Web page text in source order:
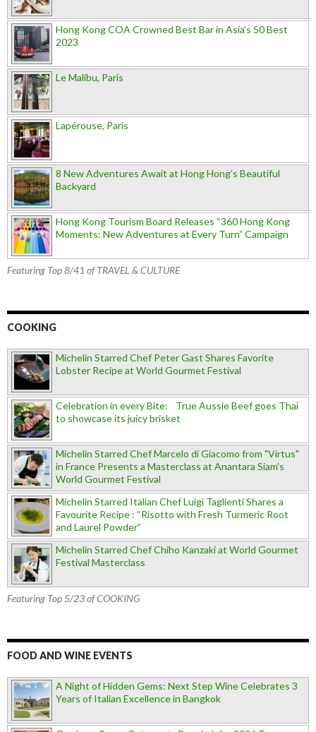
Hong Kong COA Crowned Best Bar in Asia's 50 Best
2023
Le Malibu, Paris
Lapérouse, Paris
8 New Adventures Await at Hong Hong’s Beautiful
Backyard
Hong Kong Tourism Board Releases “360 Hong Kong
Moments: New Adventures at Every Turn” Campaign
Featuring Top 8/41 of TRAVEL & CULTURE
COOKING
Michelin Starred Chef Peter Gast Shares Favorite
Lobster Recipe at World Gourmet Festival
Celebration in every Bite: True Aussie Beef goes Thai
to showcase its juicy brisket
Michelin Starred Chef Marcelo di Giacomo from "Virtus"
in France Presents a Masterclass at Anantara Siam's
World Gourmet Festival
Michelin Starred Italian Chef Luigi Taglienti Shares a
Favourite Recipe : “Risotto with Fresh Turmeric Root
and Laurel Powder”
Michelin Starred Chef Chiho Kanzaki at World Gourmet
Festival Masterclass
Featuring Top 5/23 of COOKING
FOOD AND WINE EVENTS
A Night of Hidden Gems: Next Step Wine Celebrates 3
Years of Italian Excellence in Bangkok